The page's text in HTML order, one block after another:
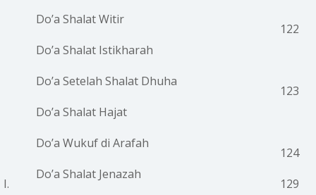
I.
Do’a Shalat Witir
Do’a Shalat Istikharah
Do’a Setelah Shalat Dhuha
Do’a Shalat Hajat
Do’a Wukuf di Arafah
Do’a Shalat Jenazah
122
123
124
129